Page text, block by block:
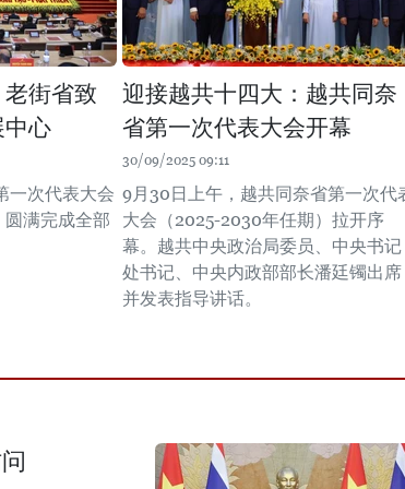
街省致
中心
一次代表大会
满完成全部
迎接越共十四大：越共同奈
省第一次代表大会开幕
30/09/2025 09:11
9月30日上午，越共同奈省第一次代
大会（2025-2030年任期）拉开序
幕。越共中央政治局委员、中央书记
处书记、中央内政部部长潘廷镯出席
并发表指导讲话。